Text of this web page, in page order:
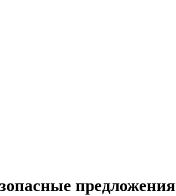
предложения